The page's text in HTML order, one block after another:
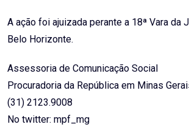
A ação foi ajuizada perante a 18ª Vara da
Belo Horizonte.
Assessoria de Comunicação Social
Procuradoria da República em Minas
(31) 2123.9008
No twitter: mpf_mg